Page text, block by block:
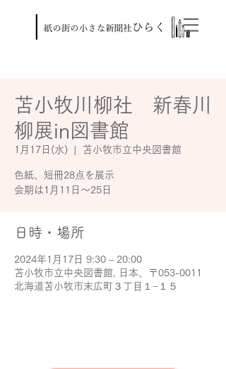
苫小牧川柳社 新春川
柳展in図書館
1月17日(水) 苫小牧市立中央図書館
色紙、短冊28点を展示
会期は1月11日～25日
日時・場所
2024年1月17日 9:30 – 20:00
苫小牧市立中央図書館, 日本、〒053-0011
北海道苫小牧市末広町３丁目１−１５